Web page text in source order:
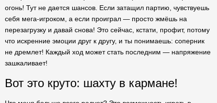
огонь! Тут не дается шансов. Если затащил партию, чувствуешь
себя мега-игроком, а если проиграл — просто жмёшь на
перезагрузку и давай снова! Это сейчас, кстати, профит, потому
что искренние эмоции друг к другу, и ты понимаешь: соперник
не дремлет! Каждый ход может стать последним — напряжение
зашкаливает!
Вот это круто: шахту в кармане!